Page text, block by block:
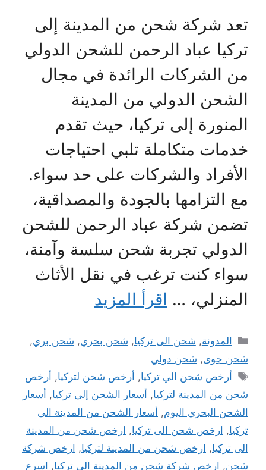
تعد شركة شحن من المدينة إلى
تركيا عباد الرحمن للشحن الدولي
من الشركات الرائدة في مجال
الشحن الدولي من المدينة
المنورة إلى تركيا، حيث تقدم
خدمات متكاملة تلبي احتياجات
الأفراد والشركات على حد سواء.
مع التزامها بالجودة والمصداقية،
تضمن شركة عباد الرحمن للشحن
الدولي تجربة شحن سلسة وآمنة،
سواء كنت ترغب في نقل الأثاث
المنزلي، … اقرأ المزيد
التصنيفات
المدونة, شحن الى تركيا, شحن بحري, شحن بري,
شحن جوى, شحن دولي
الوسوم
أرخص شحن الي تركيا, أرخص شحن لتركيا, أرخص
شحن من المدينة لتركيا, أسعار الشحن إلى تركيا, أسعار
الشحن البحري اليوم, أسعار الشحن من المدينة الى
تركيا, ارخص شحن الى تركيا, ارخص شحن من المدينة
الى تركيا, ارخص شحن من المدينة لتركيا, ارخص شركة
شحن, ارخص شركة شحن من المدينة الى تركيا, اسرع